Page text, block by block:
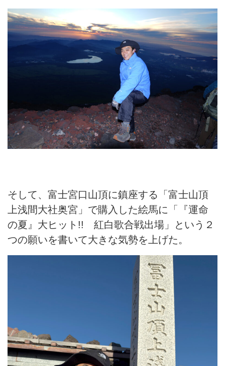
そして、富士宮口山頂に鎮座する「富士山頂
上浅間大社奥宮」で購入した絵馬に「『運命
の夏』大ヒット!! 紅白歌合戦出場」という２
つの願いを書いて大きな気勢を上げた。